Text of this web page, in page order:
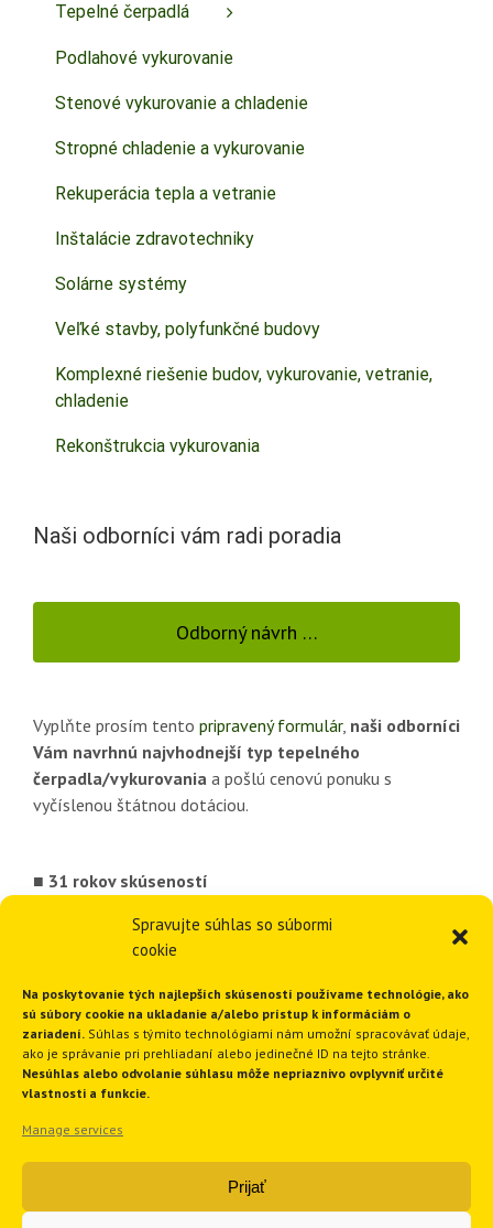
Spravujte súhlas so súbormi
cookie
Na poskytovanie tých najlepších skúseností používame technológie, ako
sú súbory cookie na ukladanie a/alebo prístup k informáciám o
zariadení. Súhlas s týmito technológiami nám umožní spracovávať údaje,
ako je správanie pri prehliadaní alebo jedinečné ID na tejto stránke.
Nesúhlas alebo odvolanie súhlasu môže nepriaznivo ovplyvniť určité
vlastnosti a funkcie.
Manage services
Prijať
Tepelné čerpadlá
Podlahové vykurovanie
Stenové vykurovanie a chladenie
Stropné chladenie a vykurovanie
Rekuperácia tepla a vetranie
Inštalácie zdravotechniky
Solárne systémy
Veľké stavby, polyfunkčné budovy
Komplexné riešenie budov, vykurovanie, vetranie,
chladenie
Rekonštrukcia vykurovania
Naši odborníci vám radi poradia
Odborný návrh …
Vyplňte prosím tento pripravený formulár, naši odborníci
Vám navrhnú najvhodnejší typ tepelného
čerpadla/vykurovania a pošlú cenovú ponuku s
vyčíslenou štátnou dotáciou.
■ 31 rokov skúseností
■ 1820 inštalácií tepelných čerpadiel
■ Ponúkame komplexné riešenia
■ Funkčné a spoľahlivé riešenia
GEOTHERM Slovakia s.r.o.